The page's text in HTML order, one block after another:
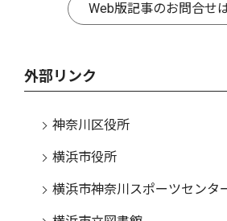
Web版記事のお問合せ
外部リンク
神奈川区役所
横浜市役所
横浜市神奈川スポーツセンタ